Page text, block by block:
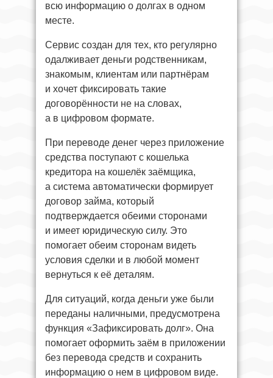
всю информацию о долгах в одном
месте.
Сервис создан для тех, кто регулярно
одалживает деньги родственникам,
знакомым, клиентам или партнёрам
и хочет фиксировать такие
договорённости не на словах,
а в цифровом формате.
При переводе денег через приложение
средства поступают с кошелька
кредитора на кошелёк заёмщика,
а система автоматически формирует
договор займа, который
подтверждается обеими сторонами
и имеет юридическую силу. Это
помогает обеим сторонам видеть
условия сделки и в любой момент
вернуться к её деталям.
Для ситуаций, когда деньги уже были
переданы наличными, предусмотрена
функция «Зафиксировать долг». Она
помогает оформить заём в приложении
без перевода средств и сохранить
информацию о нем в цифровом виде.